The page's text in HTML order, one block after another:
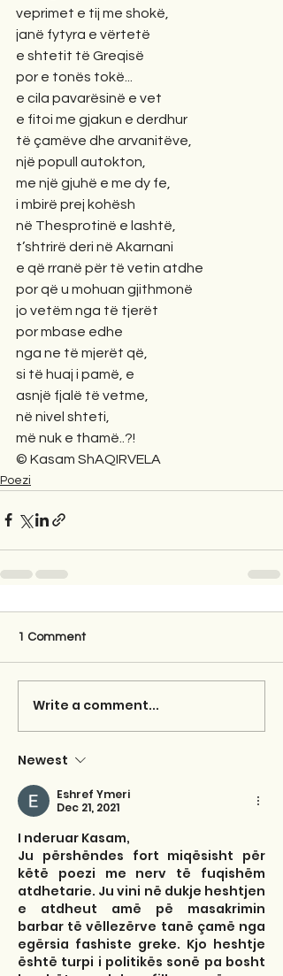
veprimet e tij me shokë,
janë fytyra e vërtetë
e shtetit të Greqisë
por e tonës tokë...
e cila pavarësinë e vet
e fitoi me gjakun e derdhur
të çamëve dhe arvanitëve,
një popull autokton,
me një gjuhë e me dy fe,
i mbirë prej kohësh
në Thesprotinë e lashtë,
t’shtrirë deri në Akarnani
e që rranë për të vetin atdhe
por që u mohuan gjithmonë
jo vetëm nga të tjerët
por mbase edhe
nga ne të mjerët që,
si të huaj i pamë, e
asnjë fjalë të vetme,
në nivel shteti,
më nuk e thamë..?!
© Kasam ShAQIRVELA
Poezi
1 Comment
Write a comment...
Newest
Eshref Ymeri
Dec 21, 2021
I nderuar Kasam,
Ju përshëndes fort miqësisht për
këtë poezi me nerv të fuqishëm
atdhetarie. Ju vini në dukje heshtjen
e atdheut amë pë masakrimin
barbar të vëllezërve tanë çamë nga
egërsia fashiste greke. Kjo heshtje
është turpi i politikës sonë pa bosht